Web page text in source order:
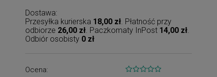
Dostawa:
Przesyłka kurierska 18,00 zł . Płatność przy
odbiorze 26,00 zł . Paczkomaty InPost 14,00 zł
Odbiór osobisty 0 zł
Ocena: